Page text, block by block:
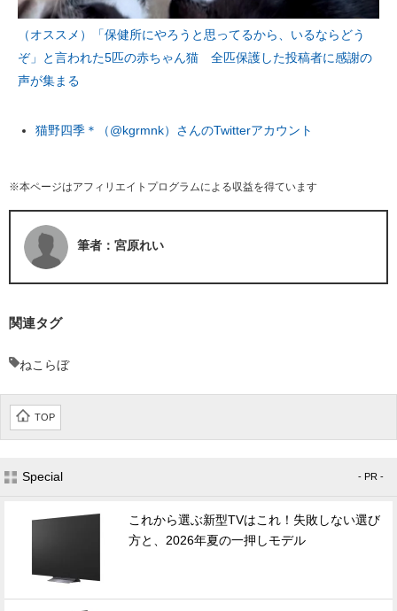
（オススメ）「保健所にやろうと思ってるから、いるならどう
ぞ」と言われた5匹の赤ちゃん猫 全匹保護した投稿者に感謝の
声が集まる
猫野四季＊（@kgrmnk）さんのTwitterアカウント
※本ページはアフィリエイトプログラムによる収益を得ています
筆者：宮原れい
関連タグ
ねこらぼ
TOP
Special - PR -
これから選ぶ新型TVはこれ！失敗しない選び
方と、2026年夏の一押しモデル